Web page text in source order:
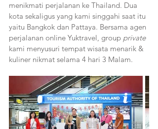
menikmati perjalanan ke Thailand. Dua
kota sekaligus yang kami singgahi saat itu
yaitu Bangkok dan Pattaya. Bersama agen
perjalanan online Yuktravel, group private
kami menyusuri tempat wisata menarik &
kuliner nikmat selama 4 hari 3 Malam.